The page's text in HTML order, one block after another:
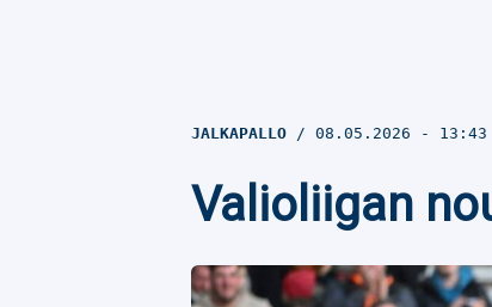
JALKAPALLO 08.05.2026 - 13:43
Valioliigan